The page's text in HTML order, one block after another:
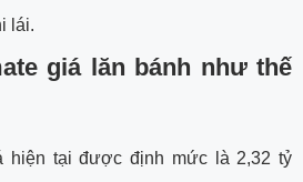
lái.
giá lăn bánh như thế
hiện tại được định mức là 2,32 tỷ